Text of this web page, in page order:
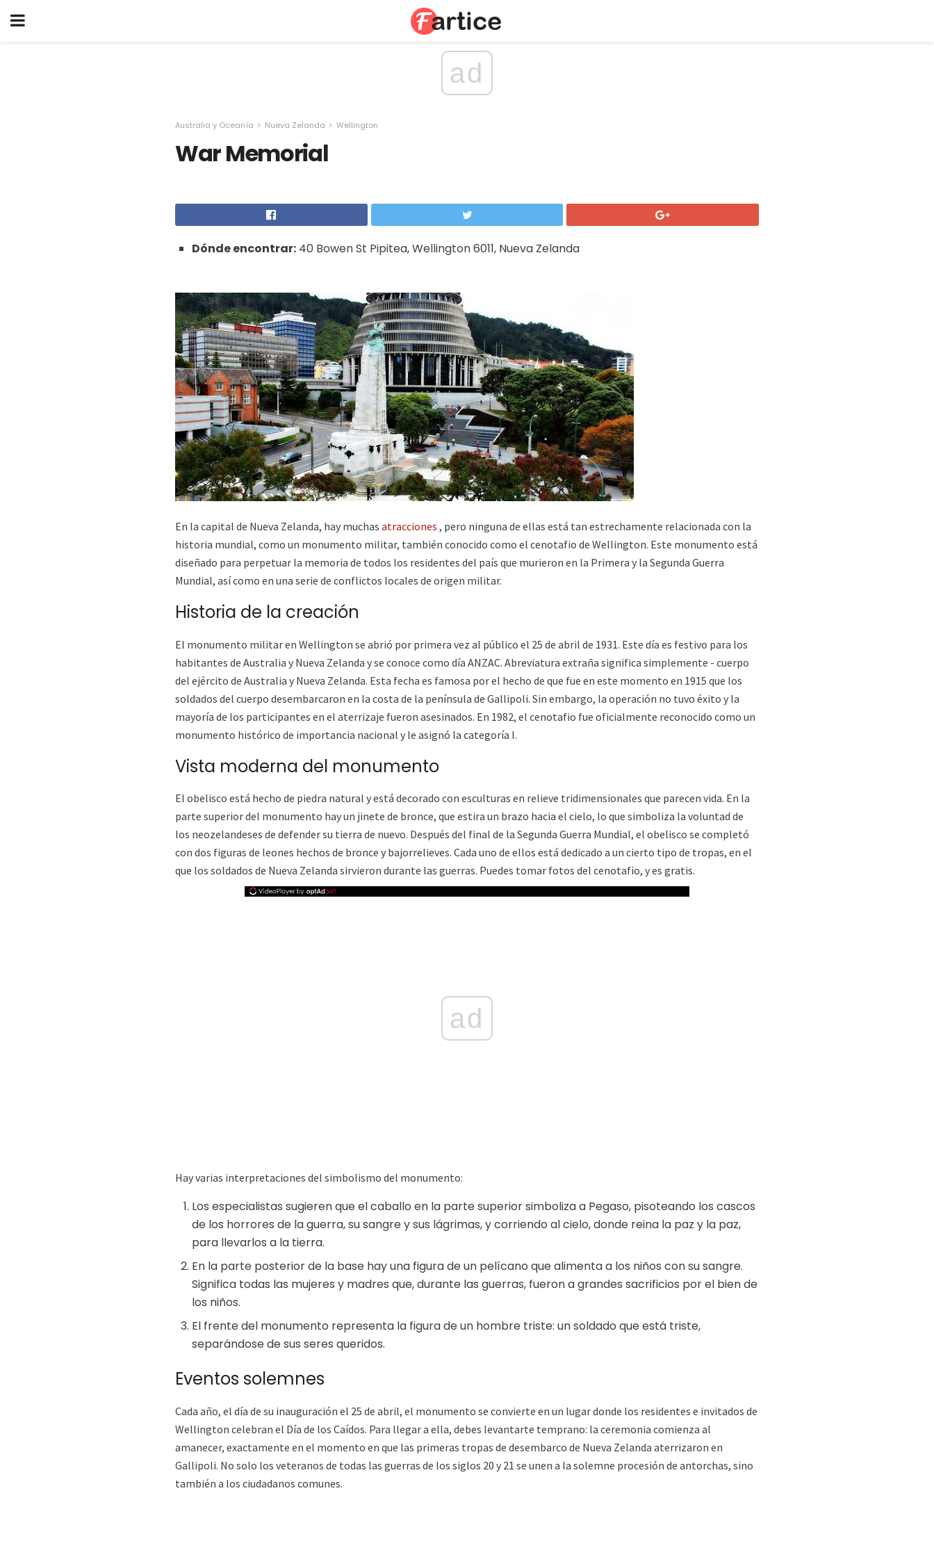
ad
Australia y Oceanía Nueva Zelanda Wellington
War Memorial
Dónde encontrar: 40 Bowen St Pipitea, Wellington 6011, Nueva Zelanda
En la capital de Nueva Zelanda, hay muchas atracciones , pero ninguna de ellas está tan estrechamente relacionada con la
historia mundial, como un monumento militar, también conocido como el cenotafio de Wellington. Este monumento está
diseñado para perpetuar la memoria de todos los residentes del país que murieron en la Primera y la Segunda Guerra
Mundial, así como en una serie de conflictos locales de origen militar.
Historia de la creación
El monumento militar en Wellington se abrió por primera vez al público el 25 de abril de 1931. Este día es festivo para los
habitantes de Australia y Nueva Zelanda y se conoce como día ANZAC. Abreviatura extraña significa simplemente - cuerpo
del ejército de Australia y Nueva Zelanda. Esta fecha es famosa por el hecho de que fue en este momento en 1915 que los
soldados del cuerpo desembarcaron en la costa de la península de Gallipoli. Sin embargo, la operación no tuvo éxito y la
mayoría de los participantes en el aterrizaje fueron asesinados. En 1982, el cenotafio fue oficialmente reconocido como un
monumento histórico de importancia nacional y le asignó la categoría I.
Vista moderna del monumento
El obelisco está hecho de piedra natural y está decorado con esculturas en relieve tridimensionales que parecen vida. En la
parte superior del monumento hay un jinete de bronce, que estira un brazo hacia el cielo, lo que simboliza la voluntad de
los neozelandeses de defender su tierra de nuevo. Después del final de la Segunda Guerra Mundial, el obelisco se completó
con dos figuras de leones hechos de bronce y bajorrelieves. Cada uno de ellos está dedicado a un cierto tipo de tropas, en el
que los soldados de Nueva Zelanda sirvieron durante las guerras. Puedes tomar fotos del cenotafio, y es gratis.
ad
Hay varias interpretaciones del simbolismo del monumento:
Los especialistas sugieren que el caballo en la parte superior simboliza a Pegaso, pisoteando los cascos
de los horrores de la guerra, su sangre y sus lágrimas, y corriendo al cielo, donde reina la paz y la paz,
para llevarlos a la tierra.
En la parte posterior de la base hay una figura de un pelícano que alimenta a los niños con su sangre.
Significa todas las mujeres y madres que, durante las guerras, fueron a grandes sacrificios por el bien de
los niños.
El frente del monumento representa la figura de un hombre triste: un soldado que está triste,
separándose de sus seres queridos.
Eventos solemnes
Cada año, el día de su inauguración el 25 de abril, el monumento se convierte en un lugar donde los residentes e invitados de
Wellington celebran el Día de los Caídos. Para llegar a ella, debes levantarte temprano: la ceremonia comienza al
amanecer, exactamente en el momento en que las primeras tropas de desembarco de Nueva Zelanda aterrizaron en
Gallipoli. No solo los veteranos de todas las guerras de los siglos 20 y 21 se unen a la solemne procesión de antorchas, sino
también a los ciudadanos comunes.